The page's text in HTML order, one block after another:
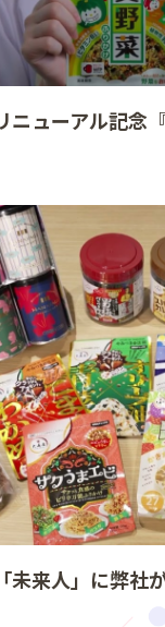
ニューアル記念
来人」に弊社